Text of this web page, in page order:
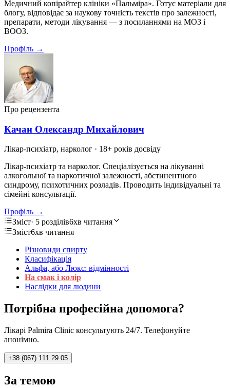
Медичний копірайтер клініки «Пальміра». Готує матеріали для
блогу, відповідає за наукову точність текстів про залежності,
препарати, методи лікування — з посиланнями на МОЗ і
ВООЗ.
Профіль →
Про рецензента
Качан Олександр Михайлович
Лікар-психіатр, нарколог · 18+ років досвіду
Лікар-психіатр та нарколог. Спеціалізується на лікуванні
алкогольної та наркотичної залежності, абстинентного
синдрому, психотичних розладів. Проводить індивідуальні та
сімейні консультації.
Профіль →
Зміст· 5 розділів6хв читання
Зміст6хв читання
Різновиди спирту
Класифікація
Альфа, або Люкс: відмінності
На смак і колір
Наслідки для людини
Потрібна професійна допомога?
Лікарі Palmira Clinic консультують 24/7. Телефонуйте
анонімно.
+38 (067) 111 29 05
За темою